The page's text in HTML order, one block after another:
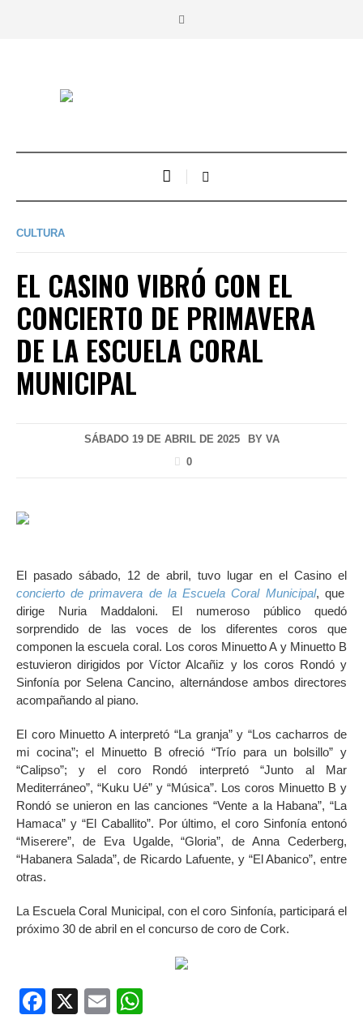
CULTURA
EL CASINO VIBRÓ CON EL
CONCIERTO DE PRIMAVERA
DE LA ESCUELA CORAL
MUNICIPAL
SÁBADO 19 DE ABRIL DE 2025 BY VA
0
El pasado sábado, 12 de abril, tuvo lugar en el Casino el
concierto de primavera de la Escuela Coral Municipal, que
dirige Nuria Maddaloni. El numeroso público quedó
sorprendido de las voces de los diferentes coros que
componen la escuela coral. Los coros Minuetto A y Minuetto B
estuvieron dirigidos por Víctor Alcañiz y los coros Rondó y
Sinfonía por Selena Cancino, alternándose ambos directores
acompañando al piano.
El coro Minuetto A interpretó “La granja” y “Los cacharros de
mi cocina”; el Minuetto B ofreció “Trío para un bolsillo” y
“Calipso”; y el coro Rondó interpretó “Junto al Mar
Mediterráneo”, “Kuku Ué” y “Música”. Los coros Minuetto B y
Rondó se unieron en las canciones “Vente a la Habana”, “La
Hamaca” y “El Caballito”. Por último, el coro Sinfonía entonó
“Miserere”, de Eva Ugalde, “Gloria”, de Anna Cederberg,
“Habanera Salada”, de Ricardo Lafuente, y “El Abanico”, entre
otras.
La Escuela Coral Municipal, con el coro Sinfonía, participará el
próximo 30 de abril en el concurso de coro de Cork.
Facebook
X Email